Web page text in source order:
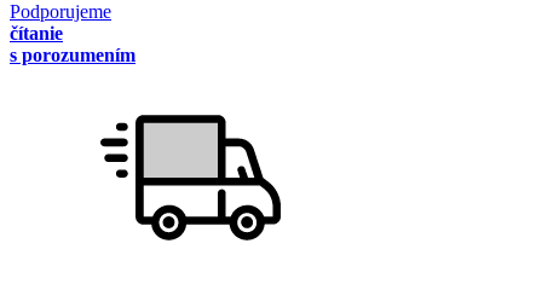
Podporujeme
čítanie
s porozumením